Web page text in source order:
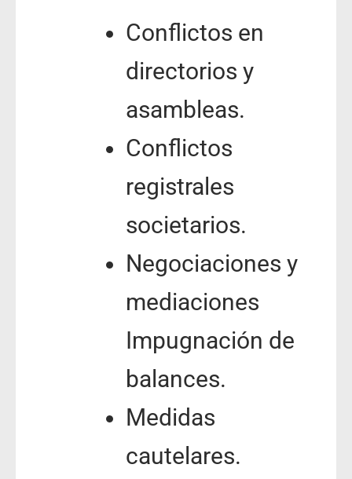
Conflictos en
directorios y
asambleas.
Conflictos
registrales
societarios.
Negociaciones y
mediaciones
Impugnación de
balances.
Medidas
cautelares.